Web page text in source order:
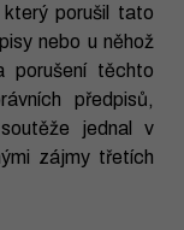
který porušil tato
nebo u něhož
porušení těchto
předpisů,
jednal v
zájmy třetích